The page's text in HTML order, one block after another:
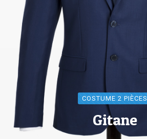
COSTUME 2 PIÈCES
Gitane